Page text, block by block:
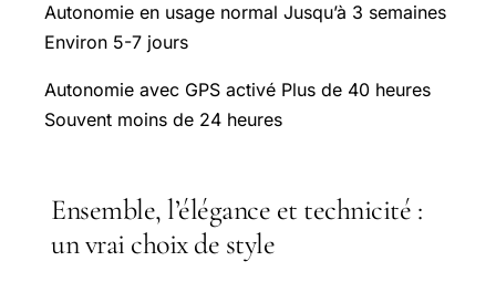
Autonomie en usage normal Jusqu’à 3 semaines
Environ 5-7 jours
Autonomie avec GPS activé Plus de 40 heures
Souvent moins de 24 heures
Ensemble, l’élégance et technicité :
un vrai choix de style